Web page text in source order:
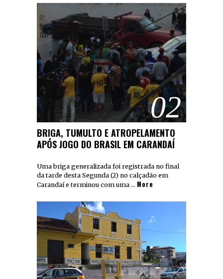
02
BRIGA, TUMULTO E ATROPELAMENTO
APÓS JOGO DO BRASIL EM CARANDAÍ
Uma briga generalizada foi registrada no final
da tarde desta Segunda (2) no calçadão em
Carandaí e terminou com uma … More